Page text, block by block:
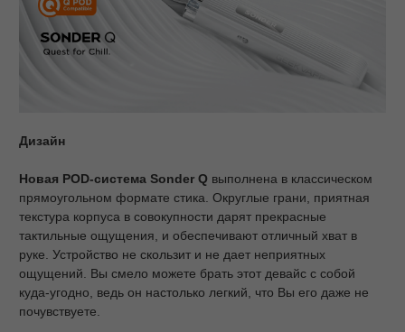
Дизайн
Новая POD-система Sonder Q выполнена в классическом
прямоугольном формате стика. Округлые грани, приятная
текстура корпуса в совокупности дарят прекрасные
тактильные ощущения, и обеспечивают отличный хват в
руке. Устройство не скользит и не дает неприятных
ощущений. Вы смело можете брать этот девайс с собой
куда-угодно, ведь он настолько легкий, что Вы его даже не
почувствуете.